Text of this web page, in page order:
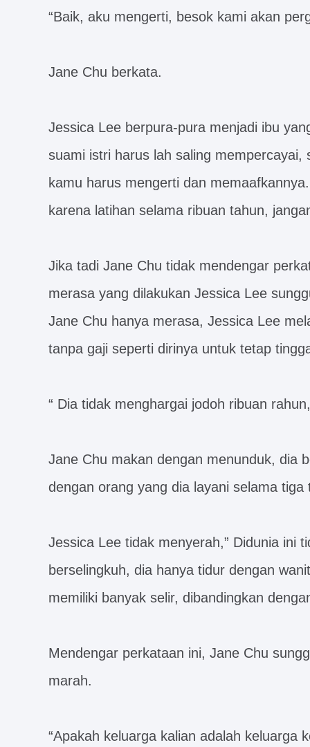
“Baik, aku mengerti, besok kami akan
Jane Chu berkata.
Jessica Lee berpura-pura menjadi ibu
suami istri harus lah saling mempercayai,
kamu harus mengerti dan
karena latihan selama ribuan tahun,
Jika tadi Jane Chu tidak mendengar
merasa yang dilakukan Jessica Lee
Jane Chu hanya merasa, Jessica Lee
tanpa gaji seperti dirinya untuk tetap
“ Dia tidak menghargai jodoh ribuan
Jane Chu makan dengan menunduk, dia
dengan orang yang dia layani selama tiga
Jessica Lee tidak menyerah,” Didunia ini
berselingkuh, dia hanya tidur dengan
memiliki banyak selir, dibandingkan
Mendengar perkataan ini, Jane Chu
marah.
“Apakah keluarga kalian adalah keluarga